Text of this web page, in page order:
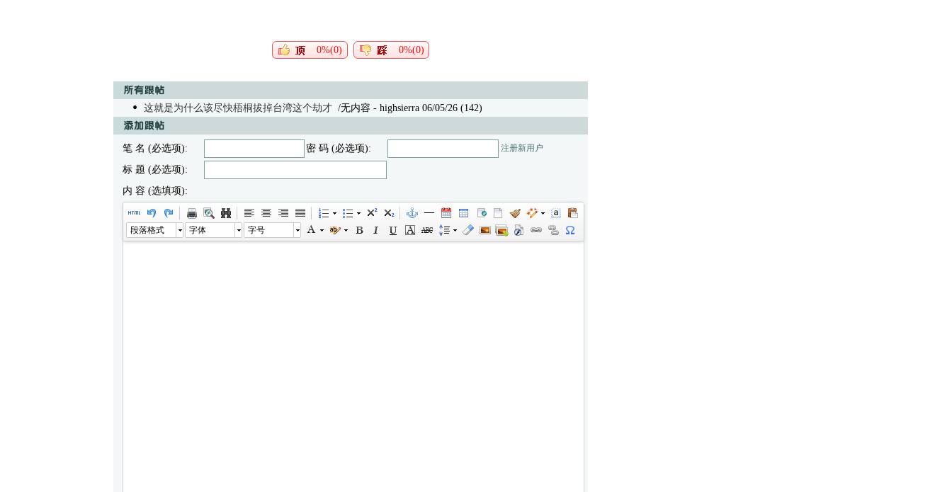
0%(0) 0%(0)
这就是为什么该尽快梧桐拔掉台湾这个劫才 /无内容 - highsierra 06/05/26 (142)
笔 名 (必选项): 密 码 (必选项): 注册新用户
标 题 (必选项):
内 容 (选填项):
段落格式 字体 字号